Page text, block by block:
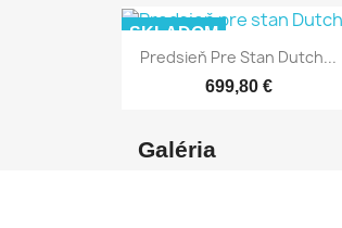
Predsieň Pre Stan Dutch...
699,80 €
SKLADOM
Galéria